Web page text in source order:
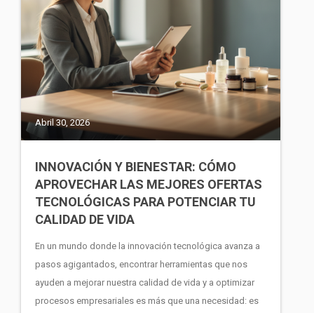
Abril 30, 2026
INNOVACIÓN Y BIENESTAR: CÓMO
APROVECHAR LAS MEJORES OFERTAS
TECNOLÓGICAS PARA POTENCIAR TU
CALIDAD DE VIDA
En un mundo donde la innovación tecnológica avanza a
pasos agigantados, encontrar herramientas que nos
ayuden a mejorar nuestra calidad de vida y a optimizar
procesos empresariales es más que una necesidad: es